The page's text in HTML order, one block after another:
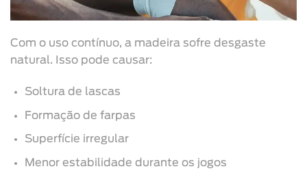
Com o uso contínuo, a madeira sofre desgaste
natural. Isso pode causar:
Soltura de lascas
Formação de farpas
Superfície irregular
Menor estabilidade durante os jogos